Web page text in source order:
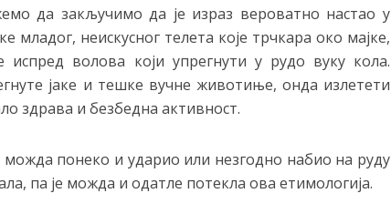
да закључимо да је израз вероватно настао у
младог, неискусног телета које трчкара око мајке,
испред волова који упрегнути у рудо вуку кола.
јаке и тешке вучне животиње, онда излетети
здрава и безбедна активност.
можда понеко и ударио или незгодно набио на руду
па је можда и одатле потекла ова етимологија.